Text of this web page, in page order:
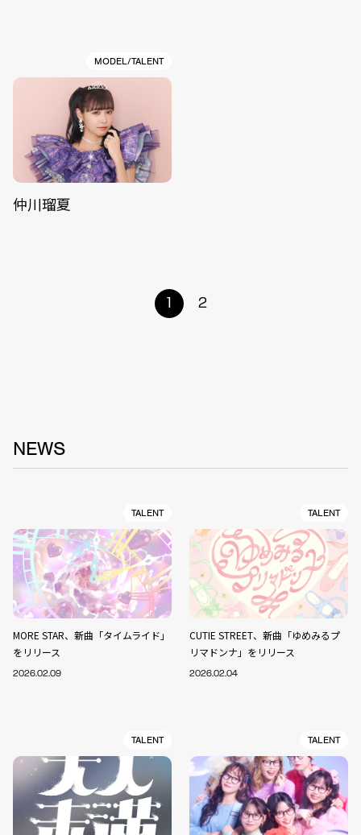
MODEL/TALENT
仲川瑠夏
1 2
NEWS
TALENT
MORE STAR、新曲「タイムライド」
をリリース
2026.02.09
TALENT
CUTIE STREET、新曲「ゆめみるプ
リマドンナ」をリリース
2026.02.04
TALENT TALENT